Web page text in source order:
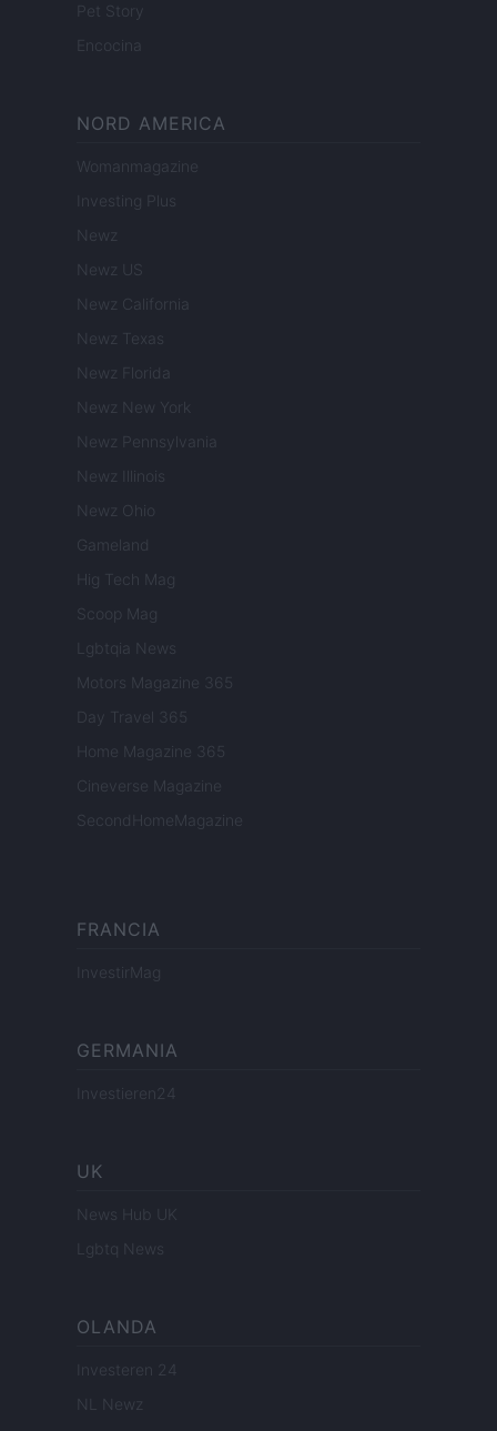
Pet Story
Encocina
NORD AMERICA
Womanmagazine
Investing Plus
Newz
Newz US
Newz California
Newz Texas
Newz Florida
Newz New York
Newz Pennsylvania
Newz Illinois
Newz Ohio
Gameland
Hig Tech Mag
Scoop Mag
Lgbtqia News
Motors Magazine 365
Day Travel 365
Home Magazine 365
Cineverse Magazine
SecondHomeMagazine
FRANCIA
InvestirMag
GERMANIA
Investieren24
UK
News Hub UK
Lgbtq News
OLANDA
Investeren 24
NL Newz